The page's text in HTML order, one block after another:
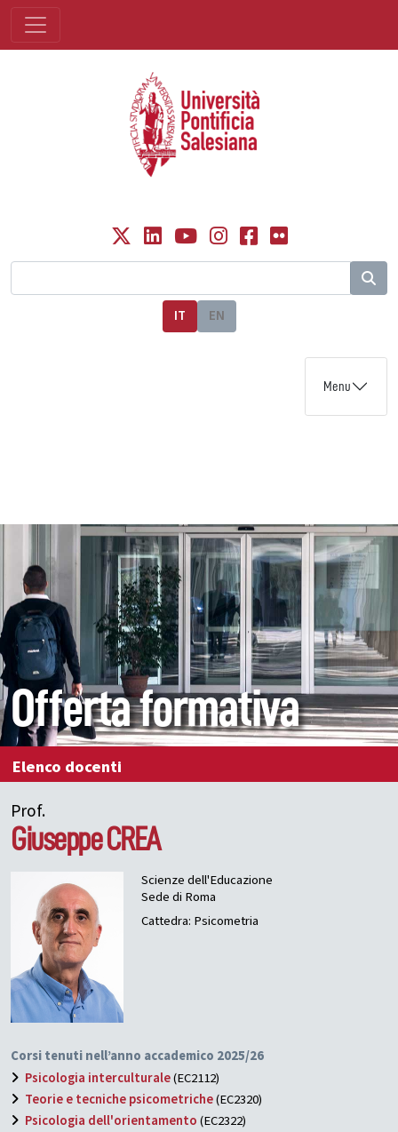
IT EN
Menu
Offerta formativa
Elenco docenti
Prof.
GiuseppeCREA
Scienze dell'Educazione
Sede di Roma
Cattedra: Psicometria
Corsi tenuti nell’anno accademico 2025/26
Psicologia interculturale(EC2112)
Teorie e tecniche psicometriche(EC2320)
Psicologia dell'orientamento(EC2322)